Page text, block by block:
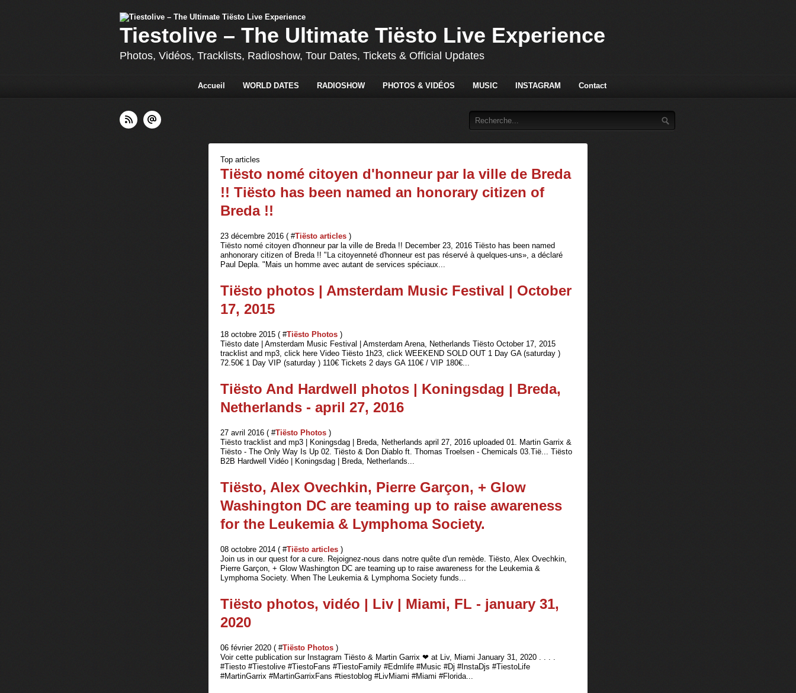
Tiestolive – The Ultimate Tiësto Live Experience
Photos, Vidéos, Tracklists, Radioshow, Tour Dates, Tickets & Official Updates
Accueil WORLD DATES RADIOSHOW PHOTOS & VIDÉOS MUSIC INSTAGRAM Contact
Top articles
Tiësto nomé citoyen d'honneur par la ville de Breda
!! Tiësto has been named an honorary citizen of
Breda !!
23 décembre 2016 ( #Tiësto articles )
Tiësto nomé citoyen d'honneur par la ville de Breda !! December 23, 2016 Tiësto has been named
anhonorary citizen of Breda !! "La citoyenneté d'honneur est pas réservé à quelques-uns», a déclaré
Paul Depla. "Mais un homme avec autant de services spéciaux...
Tiësto photos | Amsterdam Music Festival | October
17, 2015
18 octobre 2015 ( #Tiësto Photos )
Tiësto date | Amsterdam Music Festival | Amsterdam Arena, Netherlands Tiësto October 17, 2015
tracklist and mp3, click here Video Tiësto 1h23, click WEEKEND SOLD OUT 1 Day GA (saturday )
72.50€ 1 Day VIP (saturday ) 110€ Tickets 2 days GA 110€ / VIP 180€...
Tiësto And Hardwell photos | Koningsdag | Breda,
Netherlands - april 27, 2016
27 avril 2016 ( #Tiësto Photos )
Tiësto tracklist and mp3 | Koningsdag | Breda, Netherlands april 27, 2016 uploaded 01. Martin Garrix &
Tiësto - The Only Way Is Up 02. Tiësto & Don Diablo ft. Thomas Troelsen - Chemicals 03.Tië... Tiësto
B2B Hardwell Vidéo | Koningsdag | Breda, Netherlands...
Tiësto, Alex Ovechkin, Pierre Garçon, + Glow
Washington DC are teaming up to raise awareness
for the Leukemia & Lymphoma Society.
08 octobre 2014 ( #Tiësto articles )
Join us in our quest for a cure. Rejoignez-nous dans notre quête d'un remède. Tiësto, Alex Ovechkin,
Pierre Garçon, + Glow Washington DC are teaming up to raise awareness for the Leukemia &
Lymphoma Society. When The Leukemia & Lymphoma Society funds...
Tiësto photos, vidéo | Liv | Miami, FL - january 31,
2020
06 février 2020 ( #Tiësto Photos )
Voir cette publication sur Instagram Tiësto & Martin Garrix ❤ at Liv, Miami January 31, 2020 . . . .
#Tiesto #Tiestolive #TiestoFans #TiestoFamily #Edmlife #Music #Dj #InstaDjs #TiestoLife
#MartinGarrix #MartinGarrixFans #tiestoblog #LivMiami #Miami #Florida...